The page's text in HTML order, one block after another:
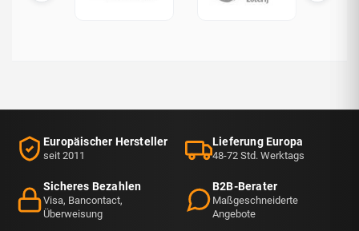
Europäischer Hersteller
seit 2011
Lieferung Europa
48-72 Std. Werktags
Sicheres Bezahlen
Visa, Bancontact,
Überweisung
B2B-Berater
Maßgeschneiderte
Angebote